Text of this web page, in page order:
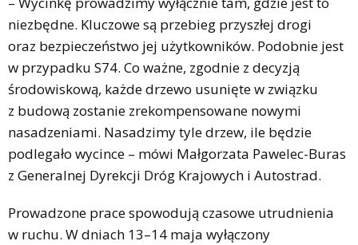
niezbędne. Kluczowe są przebieg przyszłej drogi
oraz bezpieczeństwo jej użytkowników. Podobnie jest
w przypadku S74. Co ważne, zgodnie z decyzją
środowiskową, każde drzewo usunięte w związku
z budową zostanie zrekompensowane nowymi
nasadzeniami. Nasadzimy tyle drzew, ile będzie
podlegało wycince – mówi Małgorzata Pawelec-Buras
z Generalnej Dyrekcji Dróg Krajowych i Autostrad.
Prowadzone prace spowodują czasowe utrudnienia
w ruchu. W dniach 13–14 maja wyłączony